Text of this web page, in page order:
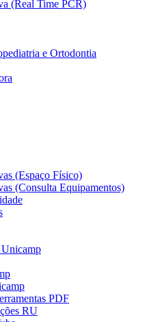
(Real Time PCR)
e Ortodontia
(Espaço Físico)
(Consulta Equipamentos)
PDF
RU